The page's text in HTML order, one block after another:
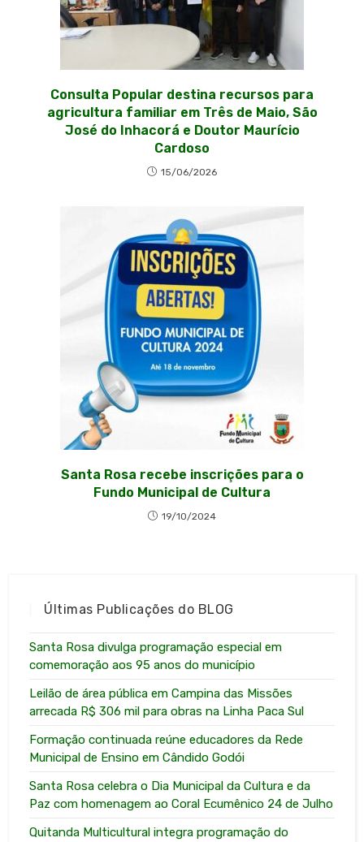
Consulta Popular destina recursos para
agricultura familiar em Três de Maio, São
José do Inhacorá e Doutor Maurício
Cardoso
15/06/2026
Santa Rosa recebe inscrições para o
Fundo Municipal de Cultura
19/10/2024
Últimas Publicações do BLOG
Santa Rosa divulga programação especial em
comemoração aos 95 anos do município
Leilão de área pública em Campina das Missões
arrecada R$ 306 mil para obras na Linha Paca Sul
Formação continuada reúne educadores da Rede
Municipal de Ensino em Cândido Godói
Santa Rosa celebra o Dia Municipal da Cultura e da
Paz com homenagem ao Coral Ecumênico 24 de Julho
Quitanda Multicultural integra programação do